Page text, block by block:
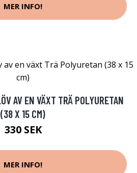
MER INFO!
AV EN VÄXT TRÄ POLYURETAN
(38 X 15 CM)
330 SEK
MER INFO!